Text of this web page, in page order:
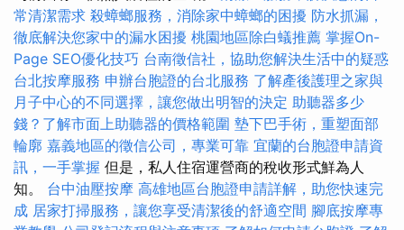
常清潔需求 殺蟑螂服務，消除家中蟑螂的困擾 防水抓漏，
徹底解決您家中的漏水困擾 桃園地區除白蟻推薦 掌握On-
Page SEO優化技巧 台南徵信社，協助您解決生活中的疑惑
台北按摩服務 申辦台胞證的台北服務 了解產後護理之家與
月子中心的不同選擇，讓您做出明智的決定 助聽器多少
錢？了解市面上助聽器的價格範圍 墊下巴手術，重塑面部
輪廓 嘉義地區的徵信公司，專業可靠 宜蘭的台胞證申請資
訊，一手掌握 但是，私人住宿運營商的稅收形式鮮為人
知。 台中油壓按摩 高雄地區台胞證申請詳解，助您快速完
成 居家打掃服務，讓您享受清潔後的舒適空間 腳底按摩專